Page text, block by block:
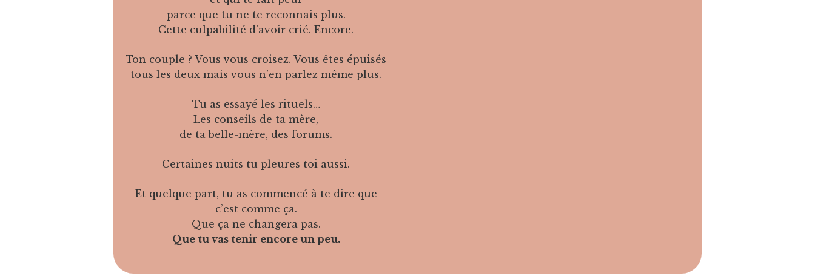
parce que tu ne te reconnais plus.
Cette culpabilité d’avoir crié. Encore.
Ton couple ? Vous vous croisez. Vous êtes épuisés
tous les deux mais vous n’en parlez même plus.
Tu as essayé les rituels…
Les conseils de ta mère,
de ta belle-mère, des forums.
Certaines nuits tu pleures toi aussi.
Et quelque part, tu as commencé à te dire que
c’est comme ça.
Que ça ne changera pas.
Que tu vas tenir encore un peu.